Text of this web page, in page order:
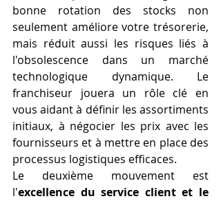
bonne rotation des stocks non
seulement améliore votre trésorerie,
mais réduit aussi les risques liés à
l'obsolescence dans un marché
technologique dynamique. Le
franchiseur jouera un rôle clé en
vous aidant à définir les assortiments
initiaux, à négocier les prix avec les
fournisseurs et à mettre en place des
processus logistiques efficaces.
Le deuxième mouvement est
l'excellence du service client et le